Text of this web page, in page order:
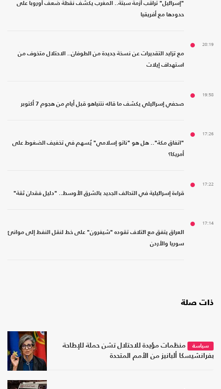
"إسرائيل" تراقب أزمة سبتة.. المغرب يكشف نقطة ضعف أوروبا على
حدودها مع أفريقيا
20:19
مع تزايد التقديرات عن نسخة جديدة من الطوفان.. الاحتلال متخوف من
استهداف إيلات
19:58
صحفي إسرائيلي يكشف ما قاله نتنياهو قبل أيام من هجوم 7 أكتوبر
17:26
"اتفاق مكة".. هل هو "ناتو إسلامي" يُسهم في تخفيف الضغوط على
أمريكا؟
17:22
قراءة إسرائيلية في التحالف الجديد بالشرق الأوسط.. "دليل فقدان ثقة"
17:14
العراق يتفق مع ائتلاف تقوده "شيفرون" على خط لنقل النفط إلى موانئ
سوريا والأردن
ذات صلة
سياسة
منظمات مؤيدة للاحتلال تشن حملة للإطاحة
بفرانشيسكا ألبانيز من الأمم المتحدة